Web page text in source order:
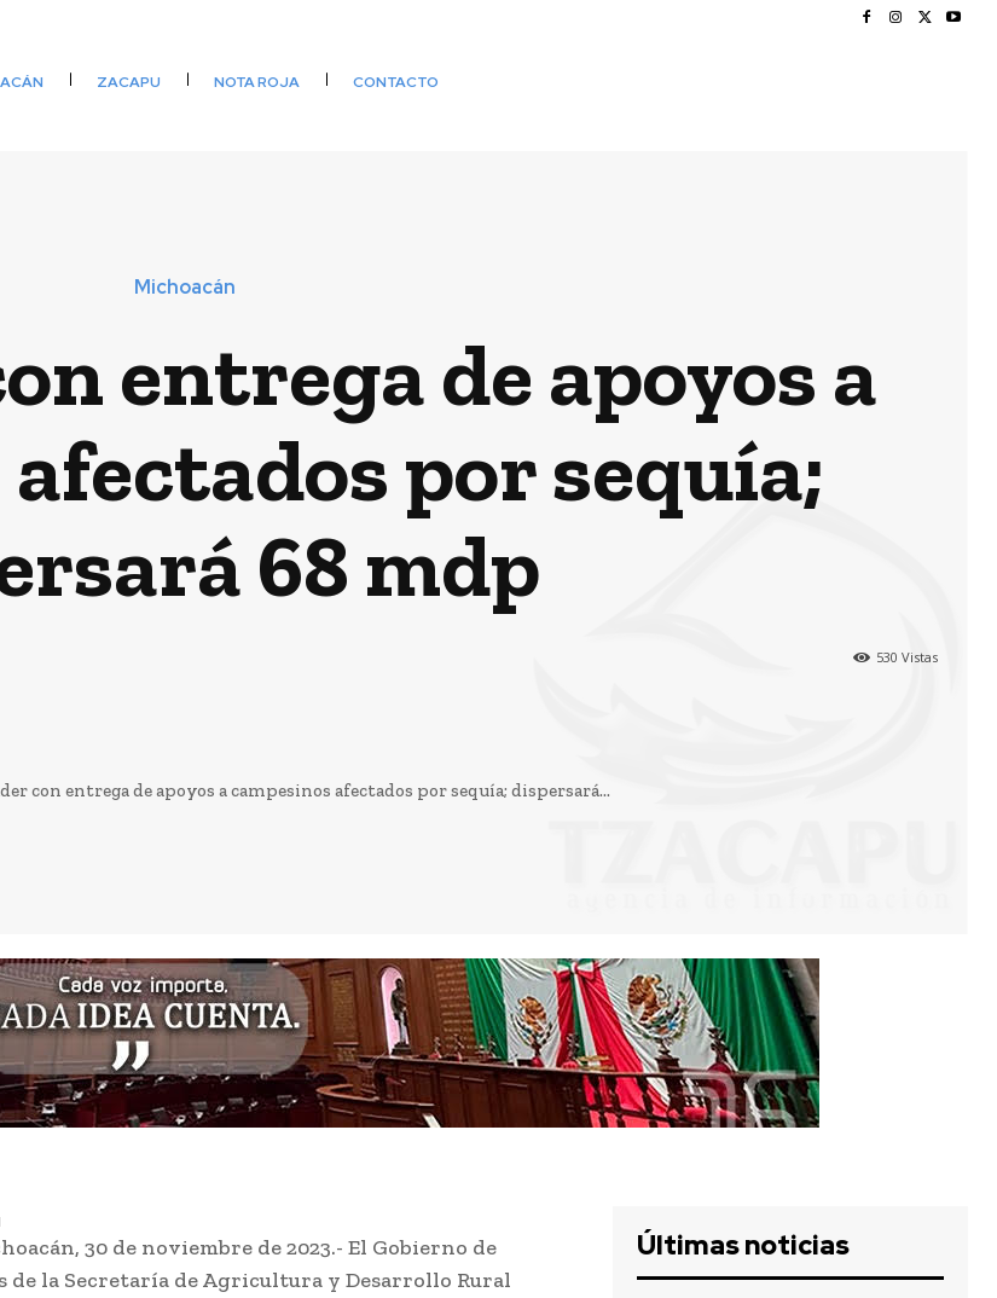
ZACAPU NOTA ROJA CONTACTO
Michoacán
entrega de apoyos a
por sequía;
68 mdp
530 Vistas
con entrega de apoyos a campesinos afectados por sequía; dispersará...
30 de noviembre de 2023.- El Gobierno de
de la Secretaría de Agricultura y Desarrollo Rural
Últimas noticias